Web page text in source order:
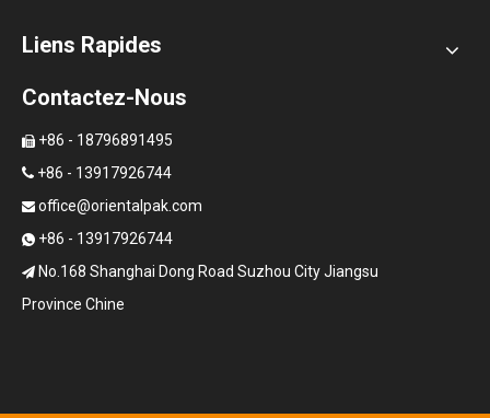
Liens Rapides
Contactez-Nous
 +86 - 18796891495
 +86 - 13917926744
 office@orientalpak.com
 +86 - 13917926744
 No.168 Shanghai Dong Road Suzhou City Jiangsu
Province Chine